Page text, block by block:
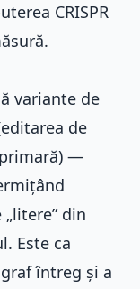
CRISPR
variante de
de
—
din
Este ca
întreg și a